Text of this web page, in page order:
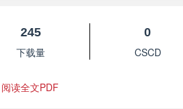
245
下载量
0
CSCD
阅读全文PDF